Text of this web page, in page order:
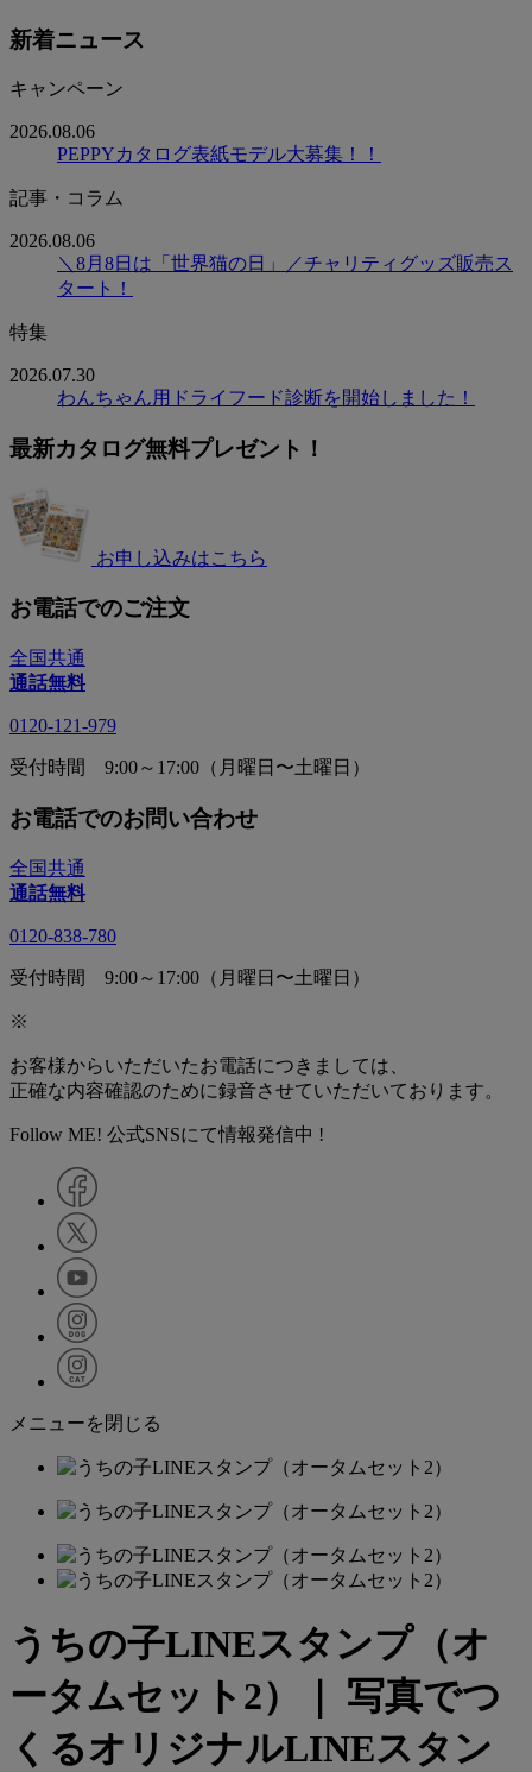
新着ニュース
キャンペーン
2026.08.06
PEPPYカタログ表紙モデル大募集！！
記事・コラム
2026.08.06
＼8月8日は「世界猫の日」／チャリティグッズ販売ス
タート！
特集
2026.07.30
わんちゃん用ドライフード診断を開始しました！
最新カタログ無料プレゼント！
お申し込みはこちら
お電話でのご注文
全国共通
通話無料
0120-121-979
受付時間 9:00～17:00（月曜日〜土曜日）
お電話でのお問い合わせ
全国共通
通話無料
0120-838-780
受付時間 9:00～17:00（月曜日〜土曜日）
※
お客様からいただいたお電話につきましては、
正確な内容確認のために録音させていただいております。
Follow ME! 公式SNSにて情報発信中 !
メニューを閉じる
うちの子LINEスタンプ（オ
ータムセット2）｜ 写真でつ
くるオリジナルLINEスタン